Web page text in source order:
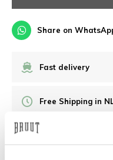
Share on
Fast delivery
Free Shipping in